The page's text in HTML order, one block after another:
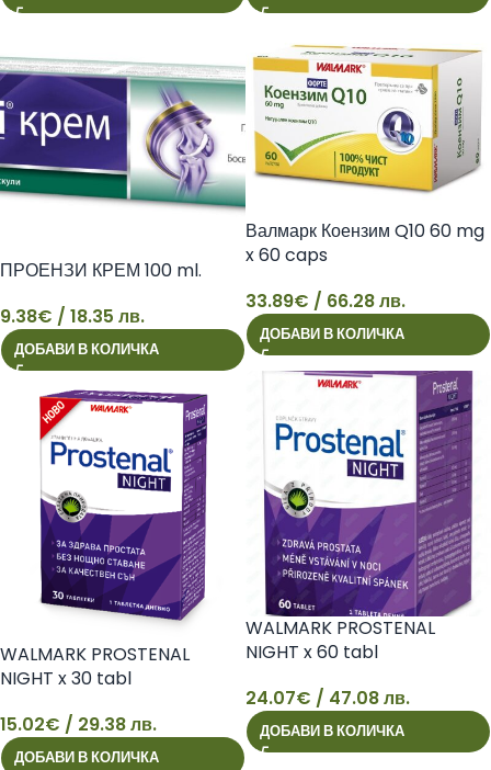
9
ПРОЕНЗИ КРЕМ 100 ml.
9.38€ / 18.35 лв.
ДОБАВИ В КОЛИЧКА
33
Валмарк Коензим Q10 60 mg
x 60 caps
33.89€ / 66.28 лв.
ДОБАВИ В КОЛИЧКА
15
WALMARK PROSTENAL
NIGHT x 30 tabl
15.02€ / 29.38 лв.
ДОБАВИ В КОЛИЧКА
24
WALMARK PROSTENAL
NIGHT x 60 tabl
24.07€ / 47.08 лв.
ДОБАВИ В КОЛИЧКА